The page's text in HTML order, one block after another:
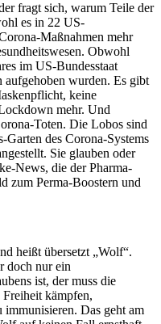
fragt sich, warum Teile der
es in 22 US-
Maßnahmen mehr
Obwohl
im US-Bundesstaat
aufgehoben wurden. Es gibt
keine
mehr. Und
Toten. Die Lobos sind
des Corona-Systems
Sie glauben oder
News, die der Pharma-
zum Perma-Boostern und
heißt übersetzt „Wolf“.
doch nur ein
ist, der muss die
kämpfen,
Das geht am